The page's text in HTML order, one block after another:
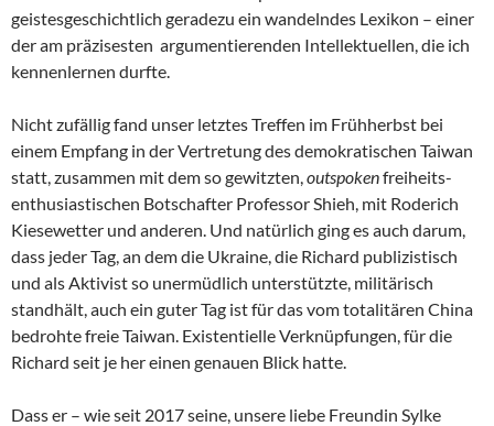
geistesgeschichtlich geradezu ein wandelndes Lexikon – einer
der am präzisesten argumentierenden Intellektuellen, die ich
kennenlernen durfte.
Nicht zufällig fand unser letztes Treffen im Frühherbst bei
einem Empfang in der Vertretung des demokratischen Taiwan
statt, zusammen mit dem so gewitzten,outspokenfreiheits-
enthusiastischen Botschafter Professor Shieh, mit Roderich
Kiesewetter und anderen. Und natürlich ging es auch darum,
dass jeder Tag, an dem die Ukraine, die Richard publizistisch
und als Aktivist so unermüdlich unterstützte, militärisch
standhält, auch ein guter Tag ist für das vom totalitären China
bedrohte freie Taiwan. Existentielle Verknüpfungen, für die
Richard seit je her einen genauen Blick hatte.
Dass er – wie seit 2017 seine, unsere liebe Freundin Sylke